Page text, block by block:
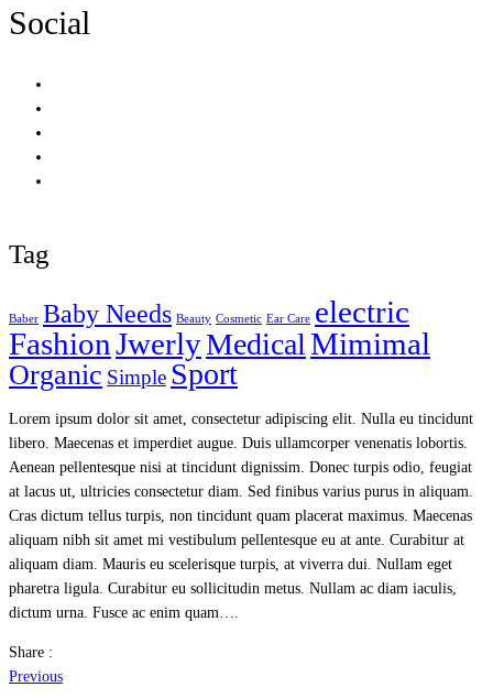
Social
Tag
Baber Baby Needs Beauty Cosmetic Ear Care electric
FashionJwerlyMedical Mimimal
Organic Simple Sport
Lorem ipsum dolor sit amet, consectetur adipiscing elit. Nulla eu tincidunt
libero. Maecenas et imperdiet augue. Duis ullamcorper venenatis lobortis.
Aenean pellentesque nisi at tincidunt dignissim. Donec turpis odio, feugiat
at lacus ut, ultricies consectetur diam. Sed finibus varius purus in aliquam.
Cras dictum tellus turpis, non tincidunt quam placerat maximus. Maecenas
aliquam nibh sit amet mi vestibulum pellentesque eu at ante. Curabitur at
aliquam diam. Mauris eu scelerisque turpis, at viverra dui. Nullam eget
pharetra ligula. Curabitur eu sollicitudin metus. Nullam ac diam iaculis,
dictum urna. Fusce ac enim quam….
Share :
Previous